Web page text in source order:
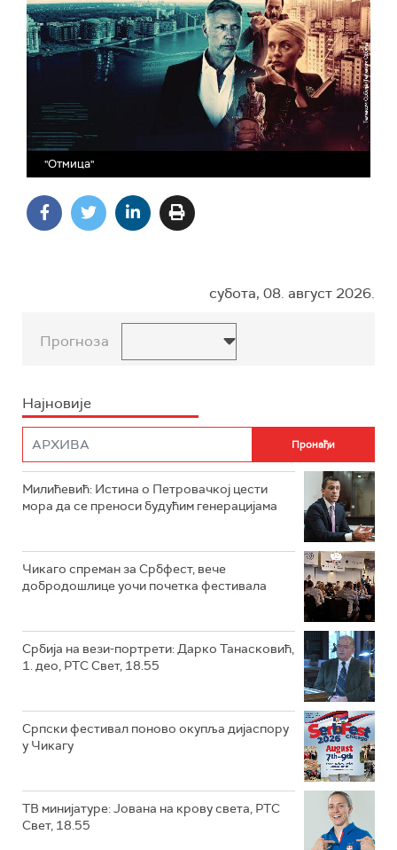
"Отмица"
субота, 08. август 2026.
Прогноза
Најновије
Милићевић: Истина о Петровачкој цести
мора да се преноси будућим генерацијама
Чикаго спреман за Србфест, вече
добродошлице уочи почетка фестивала
Србија на вези-портрети: Дарко Танасковић,
1. део, РТС Свет, 18.55
Српски фестивал поново окупља дијаспору
у Чикагу
ТВ минијатуре: Јована на крову света, РТС
Свет, 18.55